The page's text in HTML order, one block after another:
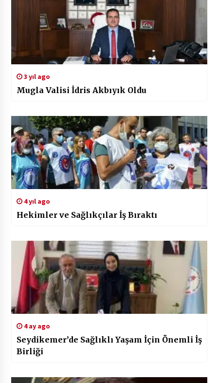
3 yıl ago
Mugla Valisi İdris Akbıyık Oldu
4 yıl ago
Hekimler ve Sağlıkçılar İş Bıraktı
4 ay ago
Seydikemer’de Sağlıklı Yaşam İçin Önemli İş
Birliği